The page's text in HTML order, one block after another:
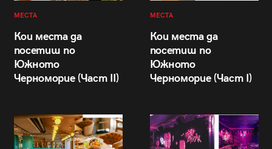
МЕСТА
Кои места да
посетиш по
Южното
Черноморие (Част II)
МЕСТА
Кои места да
посетиш по
Южното
Черноморие (Част I)